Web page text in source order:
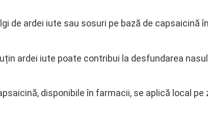
de ardei iute sau sosuri pe bază de capsaicină
ardei iute poate contribui la desfundarea
disponibile în farmacii, se aplică local